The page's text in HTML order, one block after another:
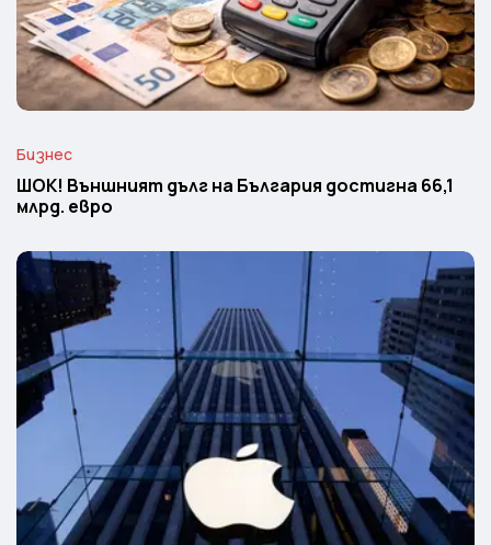
Бизнес
ШОК! Външният дълг на България достигна 66,1
млрд. евро